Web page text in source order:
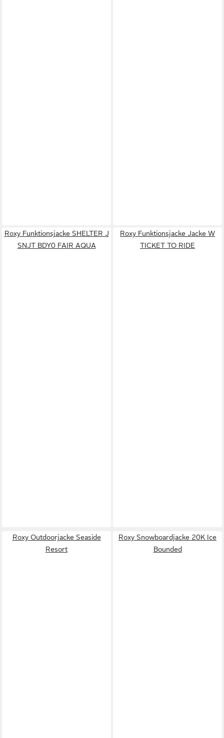
Roxy Funktionsjacke SHELTER J
SNJT BDY0 FAIR AQUA
Roxy Funktionsjacke Jacke W
TICKET TO RIDE
Roxy Outdoorjacke Seaside
Resort
Roxy Snowboardjacke 20K Ice
Bounded